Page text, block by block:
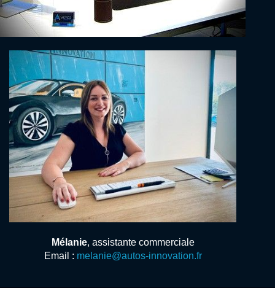
Mélanie, assistante commerciale
Email : melanie@autos-innovation.fr